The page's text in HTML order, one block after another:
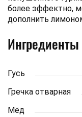
более эффектно,
дополнить
Ингредиенты
Гусь
Гречка отварная
Мёд